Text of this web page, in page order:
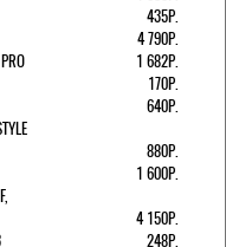
435Р.
4 790Р.
1 682Р.
170Р.
640Р.
880Р.
1 600Р.
4 150Р.
248Р.